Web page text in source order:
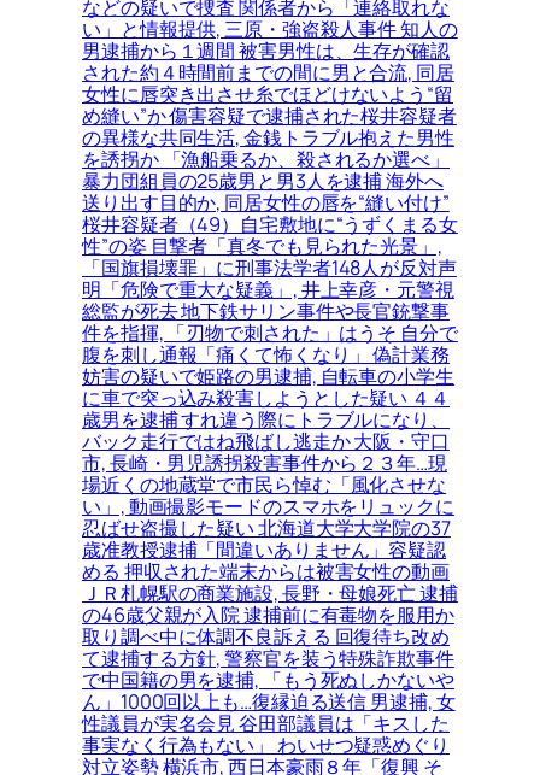
などの疑いで捜査 関係者から「連絡取れな
い」と情報提供, 三原・強盗殺人事件 知人の
男逮捕から１週間 被害男性は、生存が確認
された約４時間前までの間に男と合流, 同居
女性に唇突き出させ糸でほどけないよう“留
め縫い”か 傷害容疑で逮捕された桜井容疑者
の異様な共同生活, 金銭トラブル抱えた男性
を誘拐か 「漁船乗るか、殺されるか選べ」
暴力団組員の25歳男と男3人を逮捕 海外へ
送り出す目的か, 同居女性の唇を“縫い付け”
桜井容疑者（49）自宅敷地に“うずくまる女
性”の姿 目撃者「真冬でも見られた光景」,
「国旗損壊罪」に刑事法学者148人が反対声
明「危険で重大な疑義」, 井上幸彦・元警視
総監が死去 地下鉄サリン事件や長官銃撃事
件を指揮, 「刃物で刺された」はうそ 自分で
腹を刺し通報「痛くて怖くなり」 偽計業務
妨害の疑いで姫路の男逮捕, 自転車の小学生
に車で突っ込み殺害しようとした疑い ４４
歳男を逮捕 すれ違う際にトラブルになり、
バック走行ではね飛ばし逃走か 大阪・守口
市, 長崎・男児誘拐殺害事件から２３年…現
場近くの地蔵堂で市民ら悼む「風化させな
い」, 動画撮影モードのスマホをリュックに
忍ばせ盗撮した疑い 北海道大学大学院の37
歳准教授逮捕「間違いありません」容疑認
める 押収された端末からは被害女性の動画
ＪＲ札幌駅の商業施設, 長野・母娘死亡 逮捕
の46歳父親が入院 逮捕前に有毒物を服用か
取り調べ中に体調不良訴える 回復待ち改め
て逮捕する方針, 警察官を装う特殊詐欺事件
で中国籍の男を逮捕, 「もう死ぬしかないや
ん」1000回以上も…復縁迫る送信 男逮捕, 女
性議員が実名会見 谷田部議員は「キスした
事実なく行為もない」 わいせつ疑惑めぐり
対立姿勢 横浜市, 西日本豪雨８年「復興 そ